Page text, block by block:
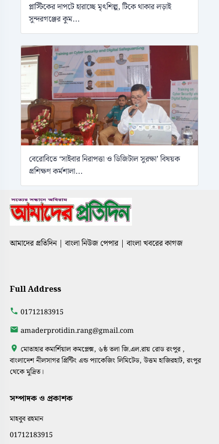
প্লাস্টিকের দাপটে হারাচ্ছে মৃৎশিল্প, টিকে থাকার লড়াই
সুন্দরগঞ্জের কুম...
বেরোবিতে ‘সাইবার নিরাপত্তা ও ডিজিটাল সুরক্ষা’ বিষয়ক
প্রশিক্ষণ কর্মশালা...
আমাদের প্রতিদিন | বাংলা নিউজ পেপার | বাংলা খবরের কাগজ
Full Address
01712183915
amaderprotidin.rang@gmail.com
মোতাহার কমার্শিয়াল কমপ্লেক্স, ৬ষ্ঠ তলা জি.এল.রায় রোড রংপুর ,
বাংলাদেশ নীলসাগর প্রিন্টিং এন্ড প্যাকেজিং লিমিটেড, উত্তম হাজিরহাট, রংপুর
থেকে মুদ্রিত।
সম্পাদক ও প্রকাশক
মাহবুব রহমান
01712183915